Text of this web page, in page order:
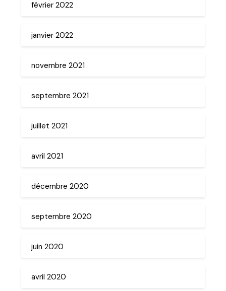
février 2022
janvier 2022
novembre 2021
septembre 2021
juillet 2021
avril 2021
décembre 2020
septembre 2020
juin 2020
avril 2020